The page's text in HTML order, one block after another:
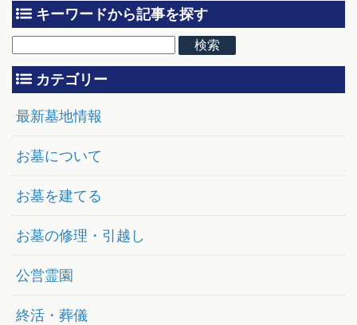
キーワードから記事を探す
カテゴリー
最新墓地情報
お墓について
お墓を建てる
お墓の修理・引越し
公営霊園
終活・葬儀